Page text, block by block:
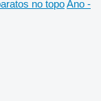
no topoAno -